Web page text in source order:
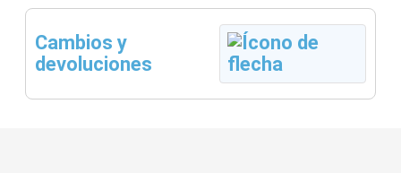
Cambios y
devoluciones